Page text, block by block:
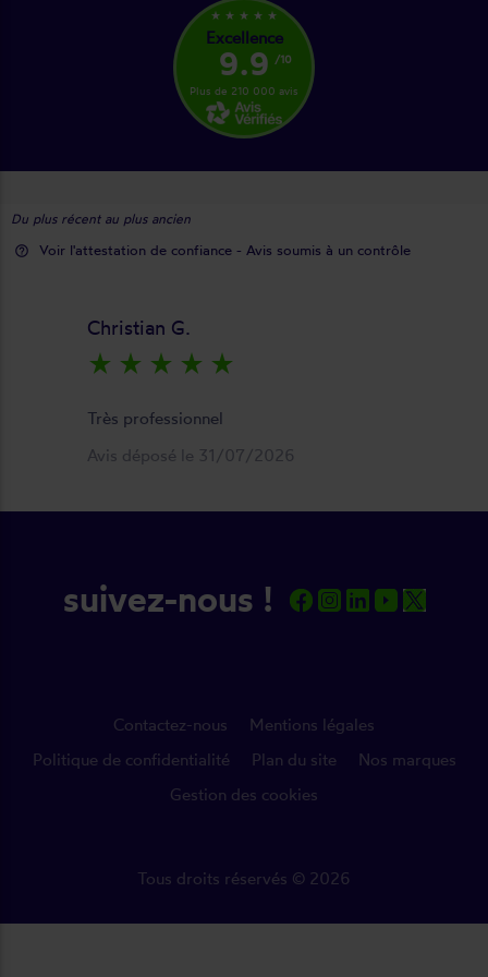
star_rate star_rate star_rate star_rate star_rate
Excellence
9.9 /10
Plus de 210 000 avis
Du plus récent au plus ancien
help_outline Voir l'attestation de confiance - Avis soumis à un contrôle
Christian G.
star_rate star_rate star_rate star_rate star_rate
Très professionnel
Avis déposé le 31/07/2026
suivez-nous !
Contactez-nous
Mentions légales
Politique de confidentialité
Plan du site
Nos marques
Gestion des cookies
Tous droits réservés © 2026